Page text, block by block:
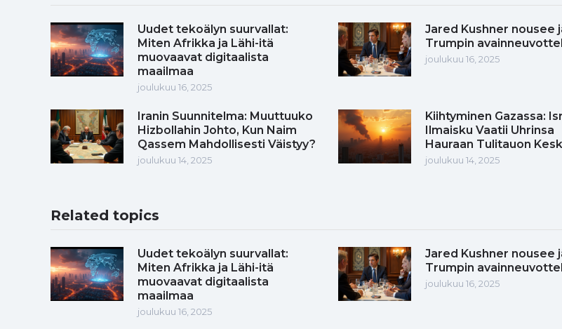
Uudet tekoälyn suurvallat:
Miten Afrikka ja Lähi-itä
muovaavat digitaalista
maailmaa
joulukuu 16, 2025
Jared Kushner nousee
Trumpin
joulukuu 16, 2025
Iranin Suunnitelma: Muuttuuko
Hizbollahin Johto, Kun Naim
Qassem Mahdollisesti Väistyy?
joulukuu 14, 2025
Kiihtyminen Gazassa:
Ilmaisku Vaatii Uhrinsa
Hauraan Tulitauon
joulukuu 14, 2025
Related topics
Uudet tekoälyn suurvallat:
Miten Afrikka ja Lähi-itä
muovaavat digitaalista
maailmaa
joulukuu 16, 2025
Jared Kushner nousee
Trumpin
joulukuu 16, 2025